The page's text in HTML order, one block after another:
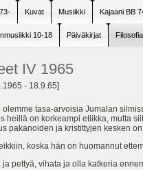
Kuvat Musiikki Kajaani BB
10-18 Päiväkirjat
IV 1965
- 18.9.65]
tasa-arvoisia Jumalan
heillä on korkeampi etiikka, mutta
pakanoiden ja kristittyjen kesken
koska hän on huomannut
pettyä, vihata ja olla katkeria